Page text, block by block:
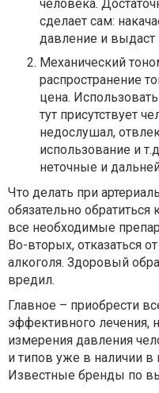
человека.
сделает сам:
давление и выдаст
Механический
распространение
цена.
тут присутствует
недослушал,
использование и
неточные и
Что делать при
обязательно
все необходимые
Во-вторых, отказаться
алкоголя. Здоровый
вредил.
Главное – приобрести
эффективного лечения,
измерения давления
и типов уже в наличии в
Известные бренды по